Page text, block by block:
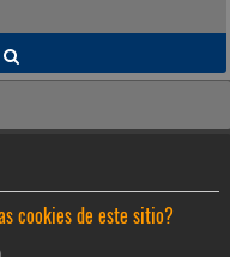
u
a
r
cookies de este sitio?